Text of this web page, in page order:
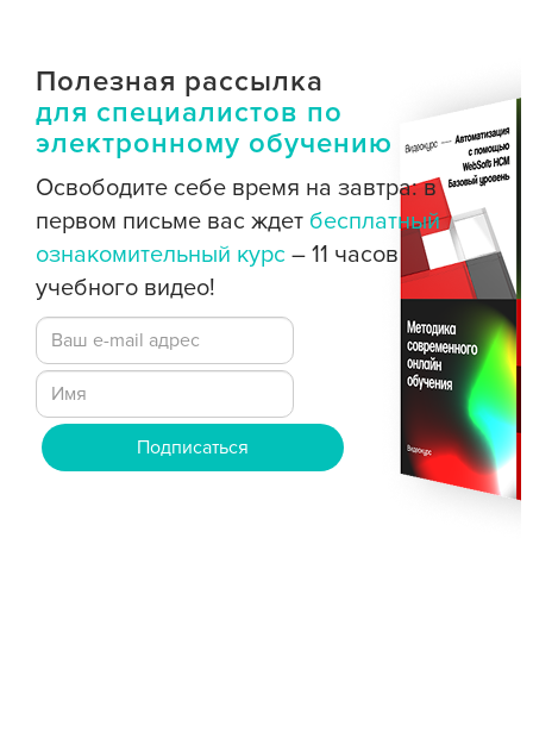
Полезная рассылка
для специалистов по
электронному обучению
Освободите себе время на завтра: в
первом письме вас ждет бесплатный
ознакомительный курс – 11 часов
учебного видео!